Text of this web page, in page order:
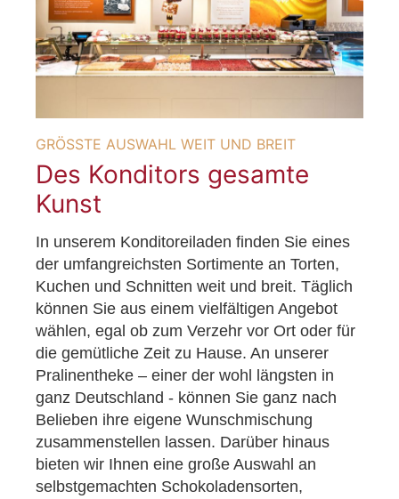
GRÖSSTE AUSWAHL WEIT UND BREIT
Des Konditors gesamte
Kunst
In unserem Konditoreiladen finden Sie eines
der umfangreichsten Sortimente an Torten,
Kuchen und Schnitten weit und breit. Täglich
können Sie aus einem vielfältigen Angebot
wählen, egal ob zum Verzehr vor Ort oder für
die gemütliche Zeit zu Hause. An unserer
Pralinentheke – einer der wohl längsten in
ganz Deutschland - können Sie ganz nach
Belieben ihre eigene Wunschmischung
zusammenstellen lassen. Darüber hinaus
bieten wir Ihnen eine große Auswahl an
selbstgemachten Schokoladensorten,